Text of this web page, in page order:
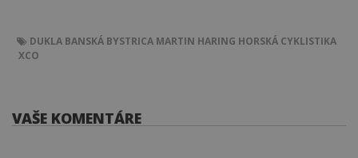
DUKLA BANSKÁ BYSTRICA MARTIN HARING HORSKÁ CYKLISTIKA
XCO
VAŠE KOMENTÁRE